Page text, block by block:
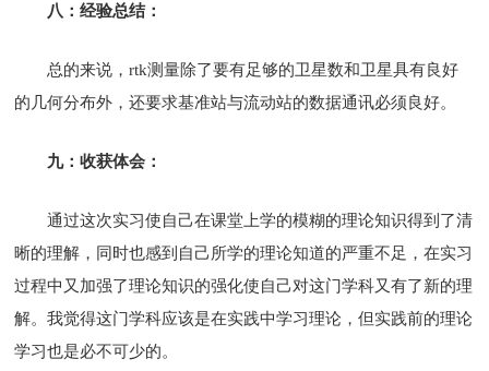
八：经验总结：
总的来说，rtk测量除了要有足够的卫星数和卫星具有良好
的几何分布外，还要求基准站与流动站的数据通讯必须良好。
九：收获体会：
通过这次实习使自己在课堂上学的模糊的理论知识得到了清
晰的理解，同时也感到自己所学的理论知道的严重不足，在实习
过程中又加强了理论知识的强化使自己对这门学科又有了新的理
解。我觉得这门学科应该是在实践中学习理论，但实践前的理论
学习也是必不可少的。